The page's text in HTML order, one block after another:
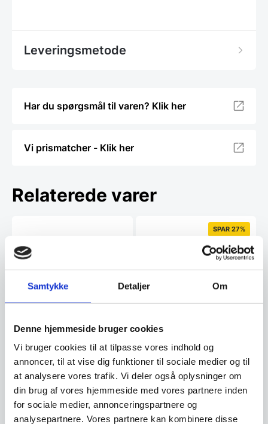
Samtykke Detaljer Om
Denne hjemmeside bruger cookies
Vi bruger cookies til at tilpasse vores indhold og
annoncer, til at vise dig funktioner til sociale medier og til
at analysere vores trafik. Vi deler også oplysninger om
din brug af vores hjemmeside med vores partnere inden
for sociale medier, annonceringspartnere og
analysepartnere. Vores partnere kan kombinere disse
Leveringsmetode
Har du spørgsmål til varen? Klik her
Vi prismatcher - Klik her
Relaterede varer
Hübsch Knage, metal,
messing
Flot messing knag fra Hübsch.
Kan bruges i køkkenet til
viskestykker eller…
73,00DKK
SPAR 27%
GØR DIT URBANE LIV MERE
NATURLIGT, SOM
SOMMERFUGLE I
LUFTEN Butterflies er…
249,00
oprindelige
pris
180,96
Den